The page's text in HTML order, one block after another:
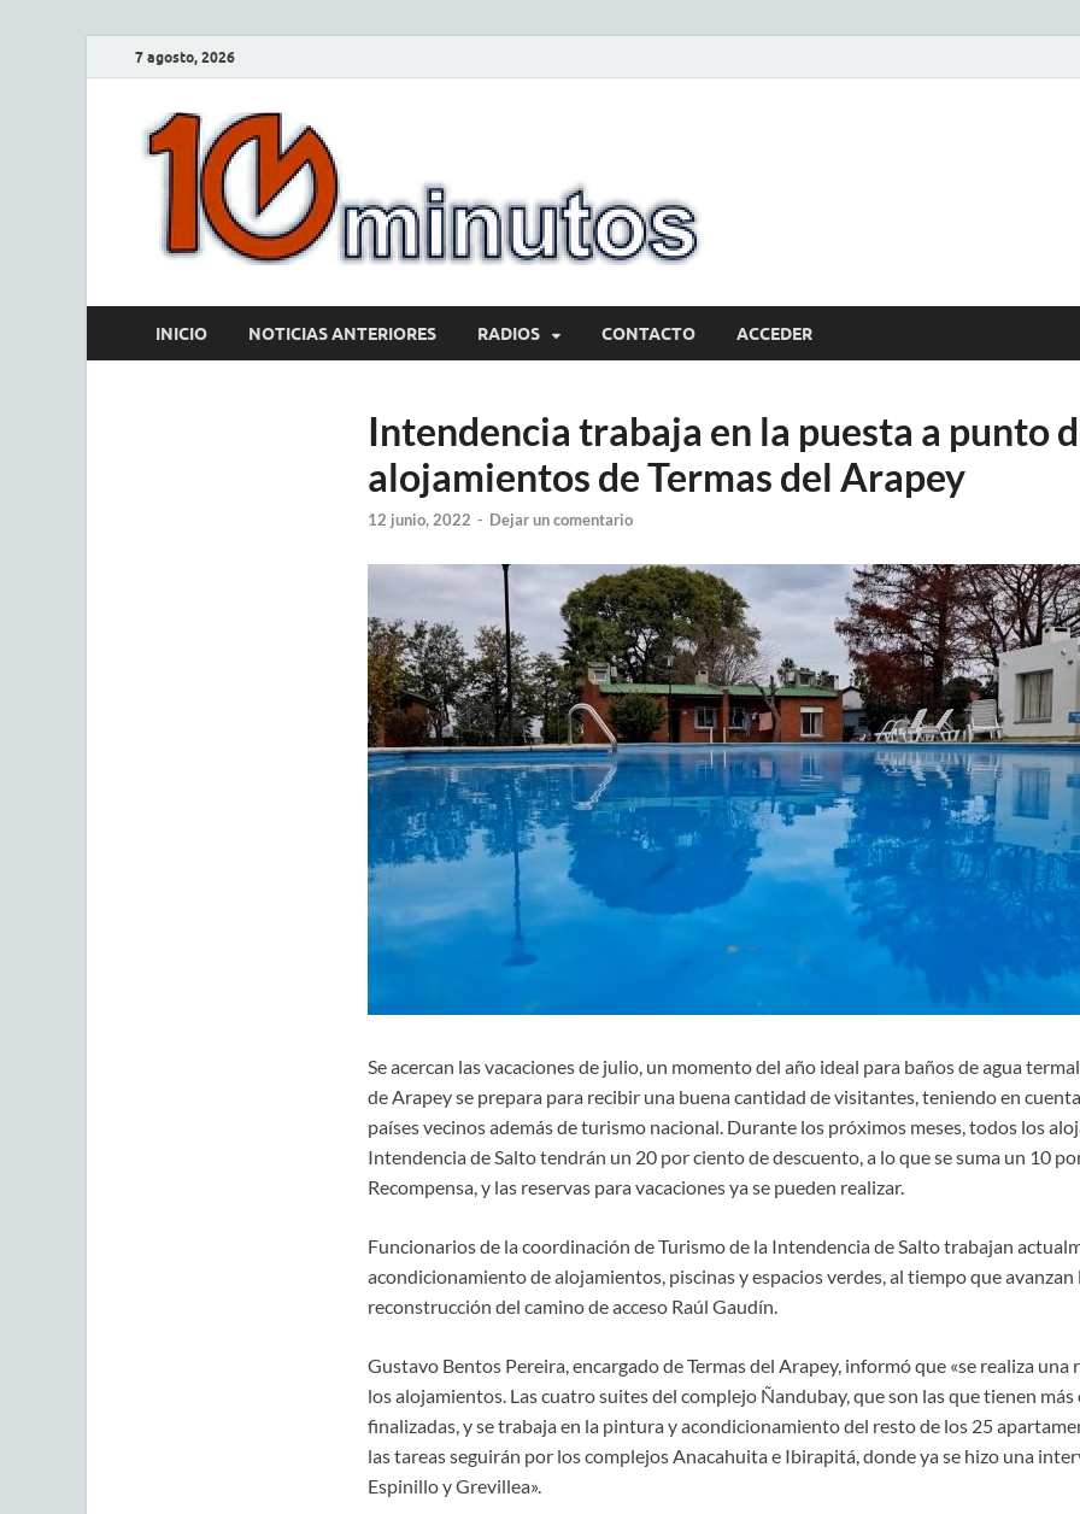
7 agosto, 2026
INICIO NOTICIAS ANTERIORES RADIOS CONTACTO ACCEDER
Intendencia trabaja en la puesta a punto
alojamientos de Termas del Arapey
12 junio, 2022 - Dejar un comentario
Se acercan las vacaciones de julio, un momento del año ideal para baños de agua
de Arapey se prepara para recibir una buena cantidad de visitantes, teniendo en
países vecinos además de turismo nacional. Durante los próximos meses, todos los
Intendencia de Salto tendrán un 20 por ciento de descuento, a lo que se suma un 10
Recompensa, y las reservas para vacaciones ya se pueden realizar.
Funcionarios de la coordinación de Turismo de la Intendencia de Salto trabajan
acondicionamiento de alojamientos, piscinas y espacios verdes, al tiempo que avanzan
reconstrucción del camino de acceso Raúl Gaudín.
Gustavo Bentos Pereira, encargado de Termas del Arapey, informó que «se realiza
los alojamientos. Las cuatro suites del complejo Ñandubay, que son las que tienen más
finalizadas, y se trabaja en la pintura y acondicionamiento del resto de los 25
las tareas seguirán por los complejos Anacahuita e Ibirapitá, donde ya se hizo una
Espinillo y Grevillea».